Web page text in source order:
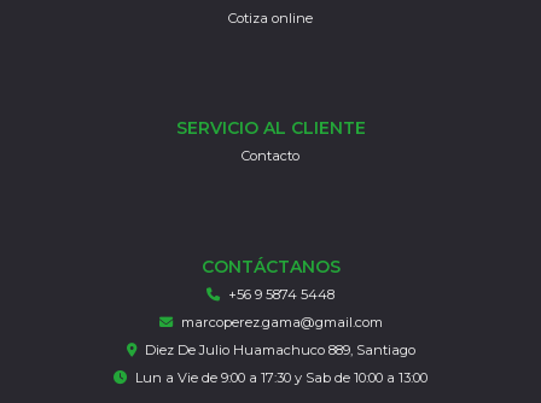
Cotiza online
SERVICIO AL CLIENTE
Contacto
CONTÁCTANOS
+56 9 5874 5448
marcoperez.gama@gmail.com
Diez De Julio Huamachuco 889, Santiago
Lun a Vie de 9:00 a 17:30 y Sab de 10:00 a 13:00